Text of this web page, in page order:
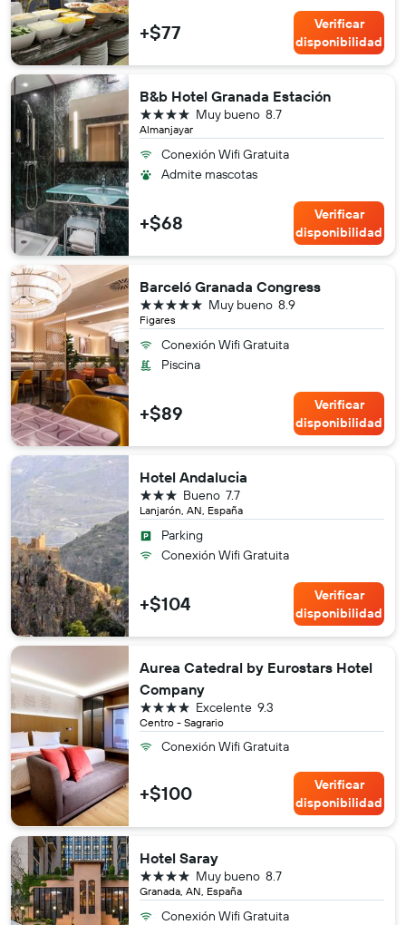
+$77
Verificar
disponibilidad
B&b Hotel Granada Estación
Almanjayar
8.7
Muy bueno
4 estrellas
Conexión Wifi Gratuita
Admite mascotas
+$68
Verificar
disponibilidad
Barceló Granada Congress
Figares
8.9
Muy bueno
5 estrellas
Conexión Wifi Gratuita
Piscina
+$89
Verificar
disponibilidad
Hotel Andalucia
Lanjarón, AN, España
7.7
Bueno
3 estrellas
Parking
Conexión Wifi Gratuita
+$104
Verificar
disponibilidad
Aurea Catedral by Eurostars Hotel
Company
Centro - Sagrario
9.3
Excelente
4 estrellas
Conexión Wifi Gratuita
+$100
Verificar
disponibilidad
Hotel Saray
Granada, AN, España
8.7
Muy bueno
4 estrellas
Conexión Wifi Gratuita